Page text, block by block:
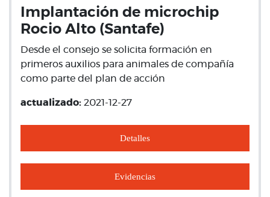
Implantación de microchip
Rocio Alto (Santafe)
Desde el consejo se solicita formación en
primeros auxilios para animales de compañía
como parte del plan de acción
actualizado: 2021-12-27
Detalles
Evidencias